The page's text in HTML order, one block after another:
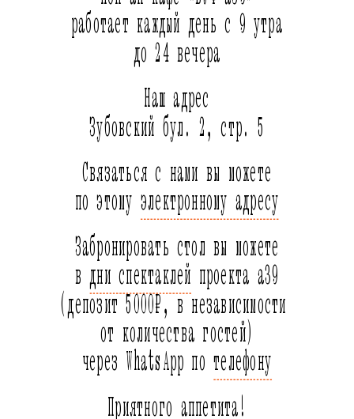
работает каждый день с 9 утра
до 24 вечера
Наш адрес
Зубовский бул. 2, стр. 5
Связаться с нами вы можете
по этому электронному адресу
Забронировать стол вы можете
в дни спектаклей проекта а39
(депозит 5000₽, в независимости
от количества гостей)
через WhatsApp по телефону
Приятного аппетита!